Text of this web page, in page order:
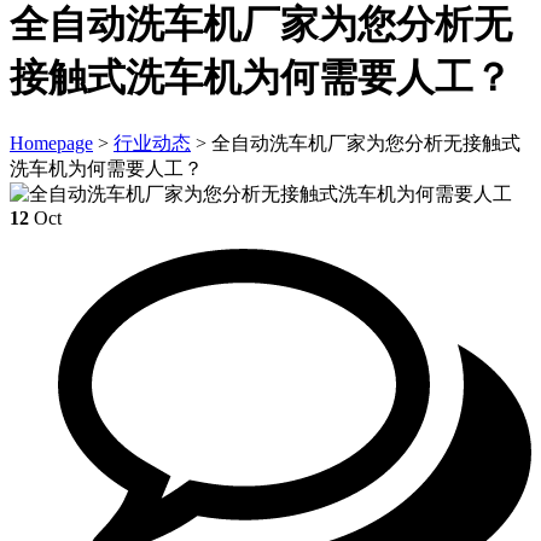
全自动洗车机厂家为您分析无
接触式洗车机为何需要人工？
Homepage > 行业动态 > 全自动洗车机厂家为您分析无接触式
洗车机为何需要人工？
12 Oct